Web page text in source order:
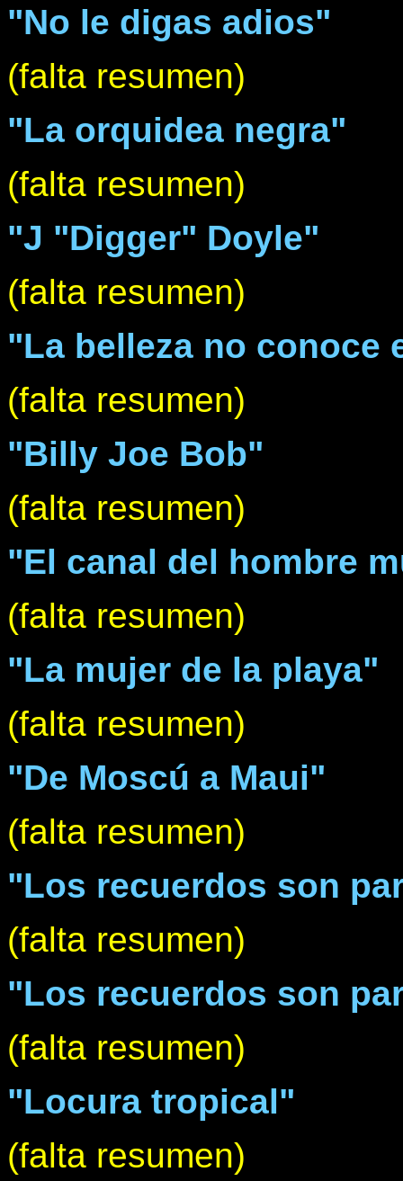
"No le digas adios"
(falta resumen)
"La orquidea negra"
(falta resumen)
"J "Digger" Doyle"
(falta resumen)
"La belleza no conoce
(falta resumen)
"Billy Joe Bob"
(falta resumen)
"El canal del hombre
(falta resumen)
"La mujer de la playa"
(falta resumen)
"De Moscú a Maui"
(falta resumen)
"Los recuerdos son
(falta resumen)
"Los recuerdos son
(falta resumen)
"Locura tropical"
(falta resumen)